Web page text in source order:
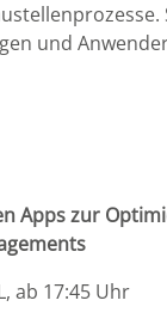
und
Apps zur
ab 17:45 Uhr